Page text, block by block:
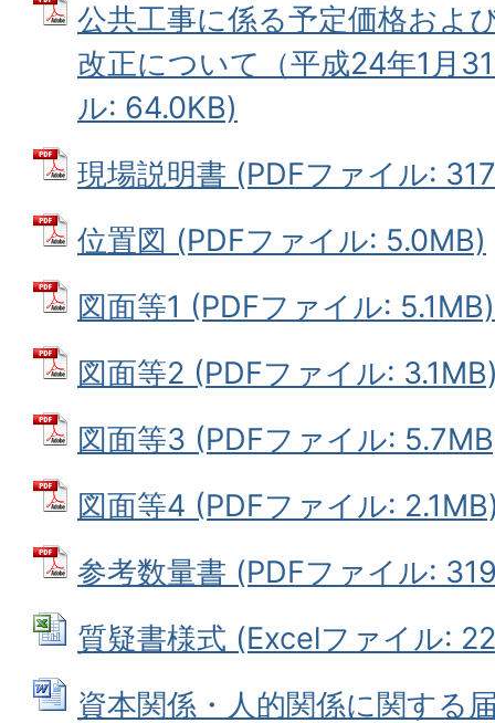
公共工事に係る予定価格およ
改正について（平成24年1月
ル: 64.0KB)
現場説明書 (PDFファイル:
位置図 (PDFファイル: 5.0MB)
図面等1 (PDFファイル: 5.1MB)
図面等2 (PDFファイル:
図面等3 (PDFファイル:
図面等4 (PDFファイル:
参考数量書 (PDFファイル:
質疑書様式 (Excelファイル:
資本関係・人的関係に関する